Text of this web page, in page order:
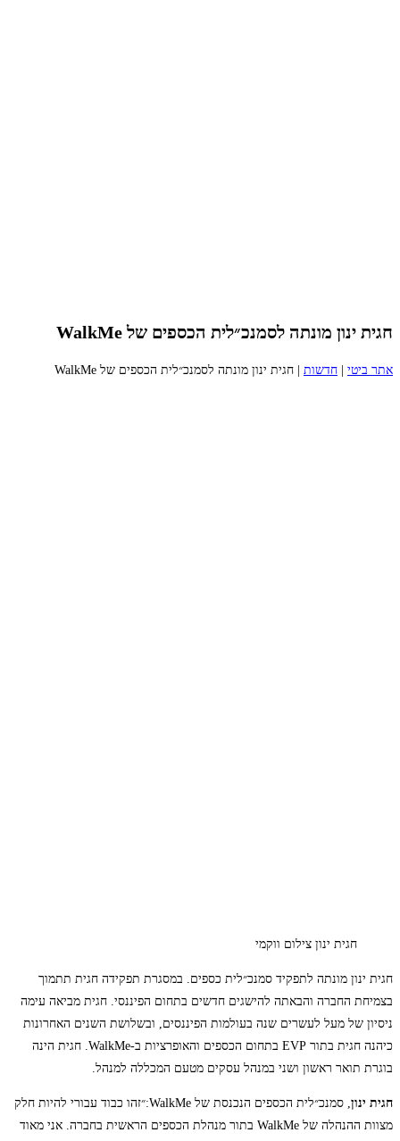
חגית ינון מונתה לסמנכ״לית הכספים של WalkMe
אתר ביטי חדשות חגית ינון מונתה לסמנכ״לית הכספים של WalkMe
חגית ינון צילום ווקמי
חגית ינון מונתה לתפקיד סמנכ״לית כספים. במסגרת תפקידה חגית תתמוך
בצמיחת החברה והבאתה להישגים חדשים בתחום הפיננסי. חגית מביאה עימה
ניסיון של מעל לעשרים שנה בעולמות הפיננסים, ובשלושת השנים האחרונות
כיהנה חגית בתור EVP בתחום הכספים והאופרציות ב-WalkMe. חגית הינה
בוגרת תואר ראשון ושני במנהל עסקים מטעם המכללה למנהל.
חגית ינון
, סמנכ״לית הכספים הנכנסת של WalkMe:״זהו כבוד עבורי להיות חלק
מצוות ההנהלה של WalkMe בתור מנהלת הכספים הראשית בחברה. אני מאוד